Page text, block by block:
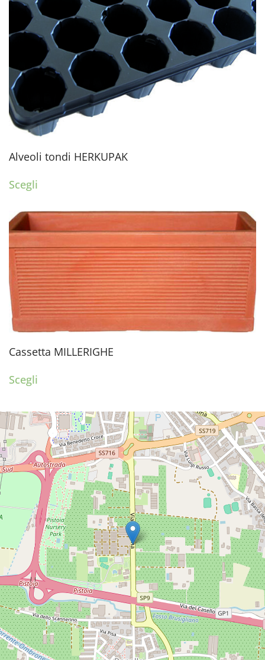
Alveoli tondi HERKUPAK
Scegli
Cassetta MILLERIGHE
Scegli